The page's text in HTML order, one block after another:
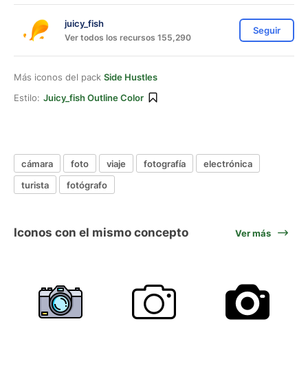
juicy_fish
Ver todos los recursos 155,290
Seguir
Más iconos del pack Side Hustles
Estilo: Juicy_fish Outline Color
cámara foto viaje fotografía
electrónica
turista
fotógrafo
Iconos con el mismo concepto Ver más